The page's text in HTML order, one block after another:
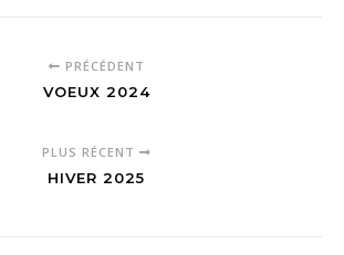
PRÉCÉDENT
VOEUX 2024
PLUS RÉCENT
HIVER 2025